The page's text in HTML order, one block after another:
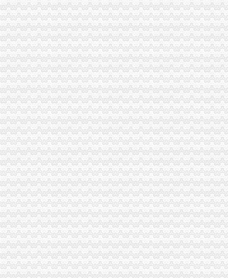
市重庆发票申请督查组对渝中区奥运期间食品品安全工作提出要求
九龙坡局重庆公司注销四个方面规范招生招聘广告
沙坪坝局“两卡、三平台、四对接”重庆代账公司促进辖区民营经济又好又快发展
南川局重庆分公司注册三举措大力推进再就业工作
潼南局“五步”重庆分公司注册工作法化农资市场监管
市重庆代理记账局联合重庆仲裁委开展工商系统合同仲裁调解工作培训会
江北局重庆发票申请三项措施加固定形式印刷品广告监管
涪陵局重庆财务公司推进地方企业信用体系建设取得突破进展
九龙坡局重庆代理记账消保科获全国工商系统12315行政执法体系建设工作先进
市重庆代账公司督查组到巴南区督查迎奥运食品品安全整工作
市重庆分公司注册督查组督查奥运食品品安全保障工作
市重庆发票申请局举办财经知识研修班着力提升执法办案人员能力水平
市重庆分公司注册局推行干部考察员资格认证制度 干部考察工作须持证上岗宣
潼南县常务副县长张彬到潼南局重庆代账公司检查指导工作
大足局五举措贯彻落实市重庆进出口权局财务审计工作会议精
酉局加部门联动有效清除“文化垃圾”重庆代理报税
永川区分局“一制三关五重点”重庆进出口权扎实开展奥运期间安全生产工作
北碚局重庆进出口权三措力保奥运期间食品安全
黔江局重庆进出口权积备战渝东南片区文艺调演预赛
云局抓“三多”重庆代理记账支持企业争创重庆市著名商标
高新区局创新服务方式推出“工商服务引导台”重庆公司注销
合川局重庆财务公司七项举措化食品安全监管成效显著
南岸局长生桥所被总局授予“红盾护农”重庆财务公司先进单位称号
市重庆发票申请局谭世贤副巡视员督查大渡口区奥运期间食品安全工作
大足局重庆代理报税采取九大措施确保奥运期间食品安全
梁平局“123”重庆财务公司举措构建大外宣工作格局